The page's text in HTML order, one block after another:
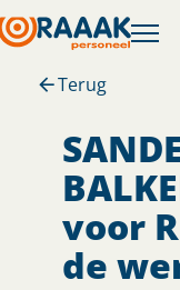
Terug
voor
de